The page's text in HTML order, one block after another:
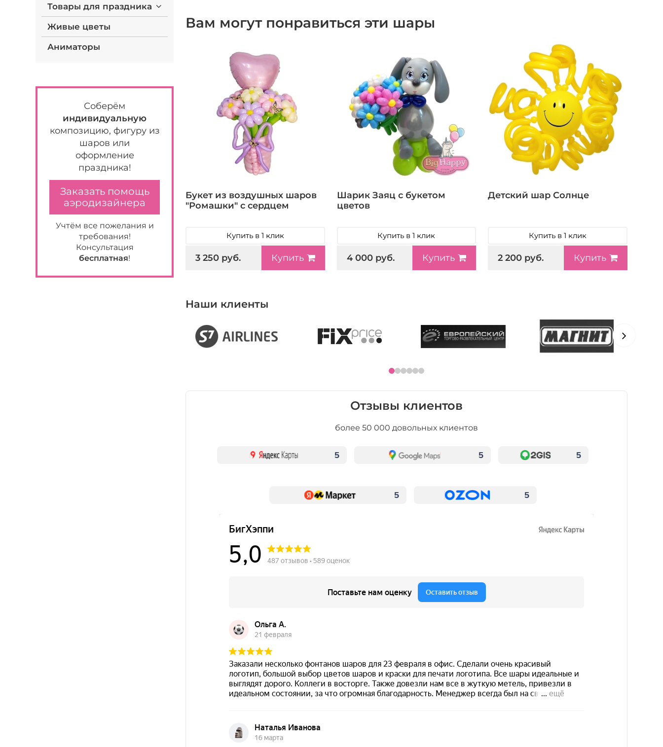
Товары для праздника
Живые цветы
Аниматоры
Соберём
индивидуальную
композицию, фигуру из
шаров или
оформление
праздника!
Заказать помощь
аэродизайнера
Учтём все пожелания и
требования!
Консультация
бесплатная!
Вам могут понравиться эти шары
Букет из воздушных шаров
"Ромашки" с сердцем
Купить в 1 клик
3 250 руб. Купить
Шарик Заяц с букетом
цветов
Купить в 1 клик
4 000 руб. Купить
Детский шар Солнце
Купить в 1 клик
2 200 руб. Купить
Наши клиенты
Отзывы клиентов
более 50 000 довольных клиентов
5 5 5
5 5